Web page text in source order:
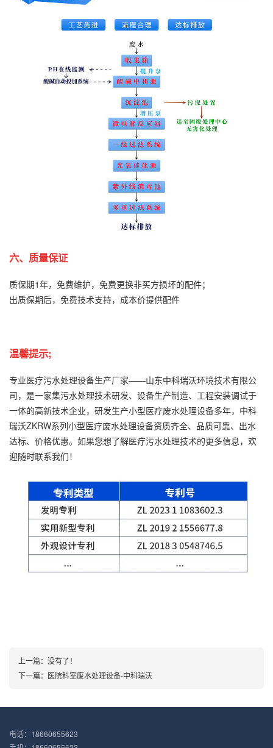
六、质量保证
质保期1年，免费维护，免费更换非买方损坏的配件；
出质保期后，免费技术支持，成本价提供配件
温馨提示;
专业医疗污水处理设备生产厂家——山东中科瑞沃环境技术有限公
司，是一家集污水处理技术研发、设备生产制造、工程安装调试于
一体的高新技术企业，研发生产小型医疗废水处理设备多年，中科
瑞沃ZKRW系列小型医疗废水处理设备资质齐全、品质可靠、出水
达标、价格优惠。如果您想了解医疗污水处理技术的更多信息，欢
迎随时联系我们！
上一篇：没有了！
下一篇： 医院科室废水处理设备-中科瑞沃
电话：18660655623